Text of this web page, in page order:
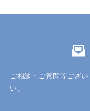
ご相談・ご質問等ござ
い。